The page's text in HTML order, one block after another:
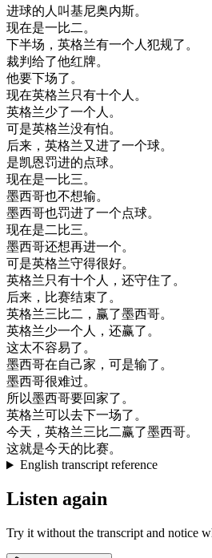
进球的人叫基尼奥内斯。
现在是一比二。
下半场 ， 英格兰有一个人犯规了。
裁判 给了他红牌。
他要下场了。
现在英格兰只有十个人。
英格兰少了一个人。
可是英格兰没有怕。
后来 ， 英格兰又进了一个球。
是凯恩罚进的点球。
现在是一比三。
墨西哥也不想输。
墨西哥也罚进了一个点球。
现在是二比三。
墨西哥还想再进一个。
可是英格兰守得很好。
英格兰只有十个人 ， 还守住了。
后来 ， 比赛结束了。
英格兰三比二 ， 赢了墨西哥。
英格兰少一个人 ， 还赢了。
这太不容易了。
墨西哥在自己家 ， 可是输了。
墨西哥很难过。
所以墨西哥要回家了。
英格兰可以去下一场了。
今天 ， 英格兰三比二赢了墨西哥。
这就是今天的比赛。
English transcript reference
Listen again
Try it without the transcript and notice